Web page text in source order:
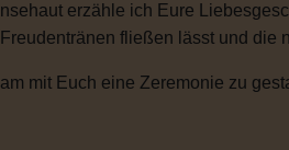
erzähle ich Eure
fließen lässt und
mit Euch eine Zeremonie zu